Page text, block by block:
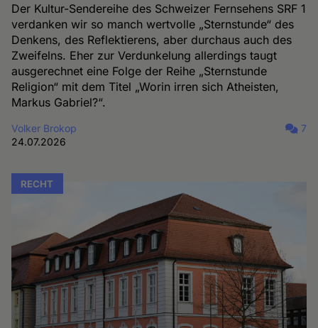
Der Kultur-Sendereihe des Schweizer Fernsehens SRF 1
verdanken wir so manch wertvolle „Sternstunde“ des
Denkens, des Reflektierens, aber durchaus auch des
Zweifelns. Eher zur Verdunkelung allerdings taugt
ausgerechnet eine Folge der Reihe „Sternstunde
Religion“ mit dem Titel „Worin irren sich Atheisten,
Markus Gabriel?“.
Volker Brokop
24.07.2026
7
RECHT